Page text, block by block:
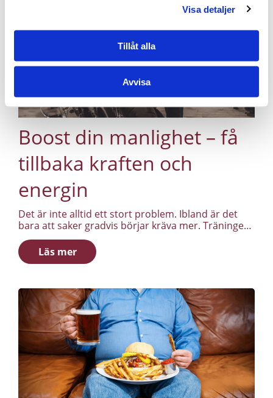
Visa detaljer
Tillåt alla
Avvisa
Boost din manlighet – få
tillbaka kraften och
energin
Det är inte alltid ett stort problem. Ibland är det
bara att saker gradvis börjar kräva mer. Träningen
känns tyngre. Återhämtningen tar längre tid.
Motivationen kommer och går.
Läs mer